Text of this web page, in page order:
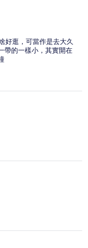
好逛，可當作是去大久
帶的一樣小，其實開在